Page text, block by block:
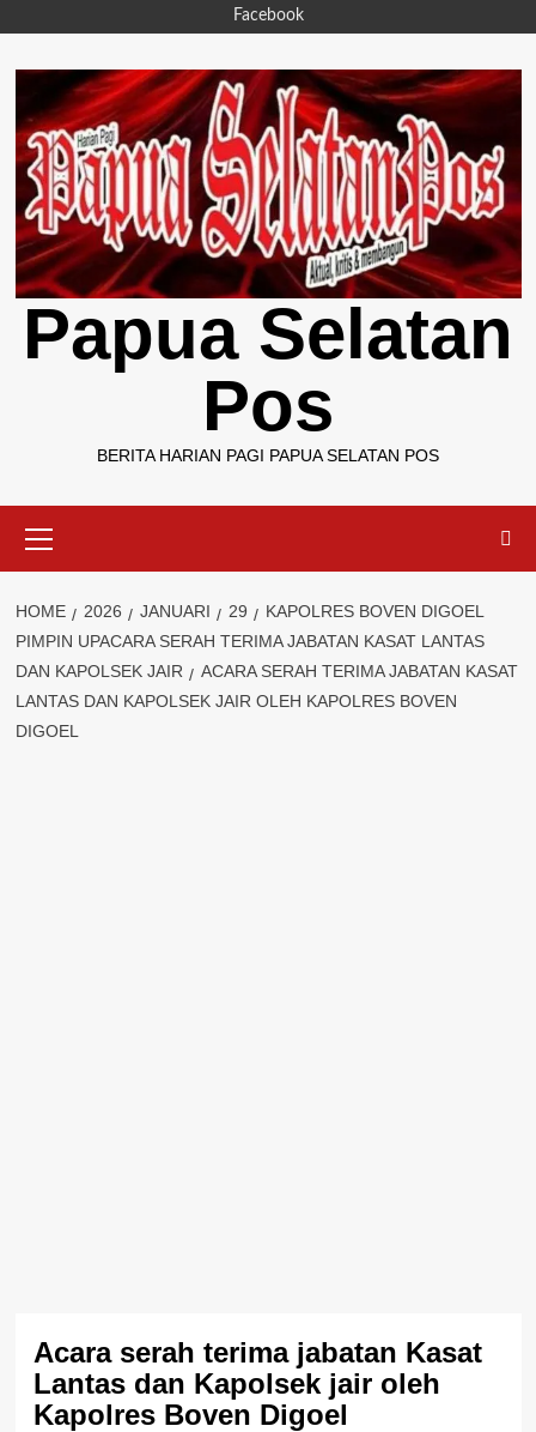
content
Facebook
Papua Selatan
Pos
BERITA HARIAN PAGI PAPUA SELATAN POS
Menu
HOME 2026 JANUARI 29
KAPOLRES BOVEN DIGOEL
PIMPIN UPACARA SERAH TERIMA JABATAN KASAT LANTAS
DAN KAPOLSEK JAIR
ACARA SERAH TERIMA JABATAN KASAT
LANTAS DAN KAPOLSEK JAIR OLEH KAPOLRES BOVEN
DIGOEL
Acara serah terima jabatan Kasat
Lantas dan Kapolsek jair oleh
Kapolres Boven Digoel